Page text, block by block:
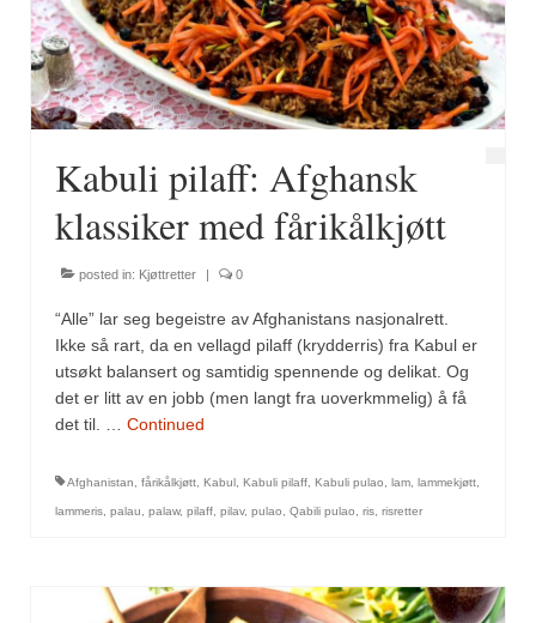
Fugl
Gryteretter
Snacks
Supper
Olivenolje, oppskrifter
Krydder, oppskrifter
Bouquet garni
Cajunkrydder, mildt
Kabuli pilaff: Afghansk
klassiker med fårikålkjøtt
posted in: Kjøttretter | 0
“Alle” lar seg begeistre av Afghanistans nasjonalrett.
Ikke så rart, da en vellagd pilaff (krydderris) fra Kabul er
utsøkt balansert og samtidig spennende og delikat. Og
det er litt av en jobb (men langt fra uoverkmmelig) å få
det til. … Continued
Afghanistan fårikålkjøtt Kabul Kabuli pilaff Kabuli pulao lam lammekjøtt
lammeris palau palaw, pilaff pilav, pulao Qabili pulao ris risretter